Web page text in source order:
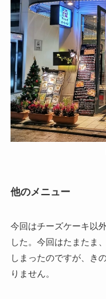
他のメニュー
今回はチーズケーキ以
した。今回はたまたま
しまったのですが、き
りません。